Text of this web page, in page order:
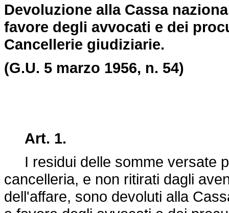
Devoluzione alla Cassa
favore degli avvocati e dei
Cancellerie giudiziarie.
(G.U. 5 marzo 1956, n. 54)
Art. 1.
I residui delle somme versate
cancelleria, e non ritirati dagli
dell'affare, sono devoluti alla